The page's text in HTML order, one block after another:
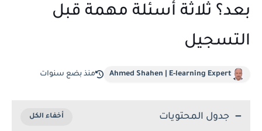
بعد؟ ثلاثة أسئلة مهمة قبل
التسجيل
Ahmed Shahen | E-learning Expert منذ بضع سنوات
جدول المحتويات